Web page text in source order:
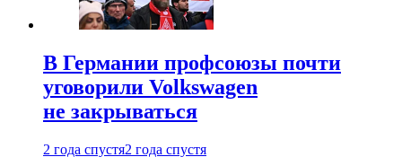
В Германии профсоюзы почти
уговорили Volkswagen
не закрываться
2 года спустя2 года спустя